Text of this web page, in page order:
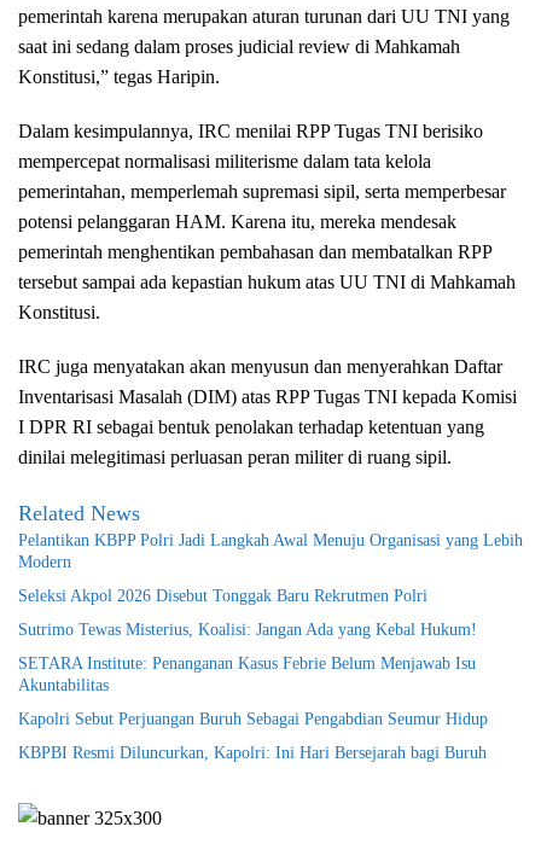
pemerintah karena merupakan aturan turunan dari UU TNI yang
saat ini sedang dalam proses judicial review di Mahkamah
Konstitusi,” tegas Haripin.
Dalam kesimpulannya, IRC menilai RPP Tugas TNI berisiko
mempercepat normalisasi militerisme dalam tata kelola
pemerintahan, memperlemah supremasi sipil, serta memperbesar
potensi pelanggaran HAM. Karena itu, mereka mendesak
pemerintah menghentikan pembahasan dan membatalkan RPP
tersebut sampai ada kepastian hukum atas UU TNI di Mahkamah
Konstitusi.
IRC juga menyatakan akan menyusun dan menyerahkan Daftar
Inventarisasi Masalah (DIM) atas RPP Tugas TNI kepada Komisi
I DPR RI sebagai bentuk penolakan terhadap ketentuan yang
dinilai melegitimasi perluasan peran militer di ruang sipil.
Related News
Pelantikan KBPP Polri Jadi Langkah Awal Menuju Organisasi yang Lebih
Modern
Seleksi Akpol 2026 Disebut Tonggak Baru Rekrutmen Polri
Sutrimo Tewas Misterius, Koalisi: Jangan Ada yang Kebal Hukum!
SETARA Institute: Penanganan Kasus Febrie Belum Menjawab Isu
Akuntabilitas
Kapolri Sebut Perjuangan Buruh Sebagai Pengabdian Seumur Hidup
KBPBI Resmi Diluncurkan, Kapolri: Ini Hari Bersejarah bagi Buruh